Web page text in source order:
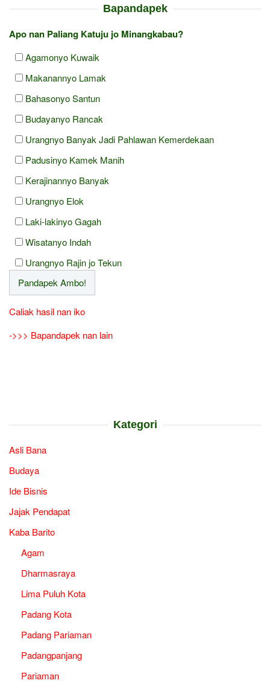
Bapandapek
Apo nan Paliang Katuju jo Minangkabau?
Agamonyo Kuwaik
Makanannyo Lamak
Bahasonyo Santun
Budayanyo Rancak
Urangnyo Banyak Jadi Pahlawan Kemerdekaan
Padusinyo Kamek Manih
Kerajinannyo Banyak
Urangnyo Elok
Laki-lakinyo Gagah
Wisatanyo Indah
Urangnyo Rajin jo Tekun
Caliak hasil nan iko
->>> Bapandapek nan lain
Kategori
Asli Bana
Budaya
Ide Bisnis
Jajak Pendapat
Kaba Barito
Agam
Dharmasraya
Lima Puluh Kota
Padang Kota
Padang Pariaman
Padangpanjang
Pariaman